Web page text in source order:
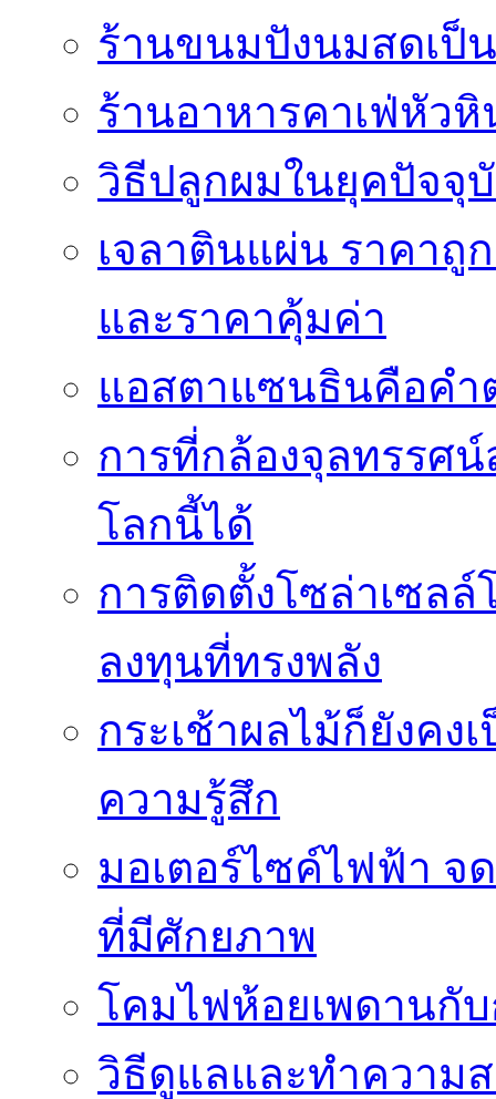
ร้านขนมปังนมสดเป็
ร้านอาหารคาเฟ่หัว
วิธีปลูกผมในยุคปัจจุ
เจลาตินแผ่น ราคาถู
และราคาคุ้มค่า
แอสตาแซนธินคือค
การที่กล้องจุลทรรศ
โลกนี้ได้
การติดตั้งโซล่าเซลล์
ลงทุนที่ทรงพลัง
กระเช้าผลไม้ก็ยังคง
ความรู้สึก
มอเตอร์ไซค์ไฟฟ้า จ
ที่มีศักยภาพ
โคมไฟห้อยเพดานกั
วิธีดูแลและทำความ